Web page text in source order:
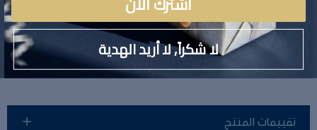
لا توجد تفاصيل لهذا المنتج
تقييمات المنتج
لا شكراً, لا أريد الهدية